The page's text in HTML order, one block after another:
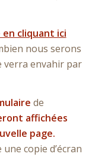
cliquant ici
nous serons
verra envahir par
de
affichées
page.
copie d’écran